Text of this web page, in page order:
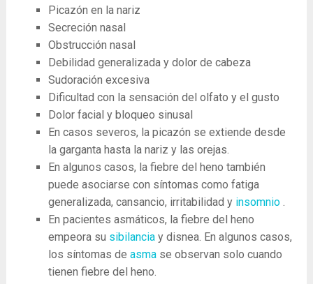
Picazón en la nariz
Secreción nasal
Obstrucción nasal
Debilidad generalizada y dolor de cabeza
Sudoración excesiva
Dificultad con la sensación del olfato y el gusto
Dolor facial y bloqueo sinusal
En casos severos, la picazón se extiende desde
la garganta hasta la nariz y las orejas.
En algunos casos, la fiebre del heno también
puede asociarse con síntomas como fatiga
generalizada, cansancio, irritabilidad y insomnio .
En pacientes asmáticos, la fiebre del heno
empeora su sibilancia y disnea. En algunos casos,
los síntomas de asma se observan solo cuando
tienen fiebre del heno.